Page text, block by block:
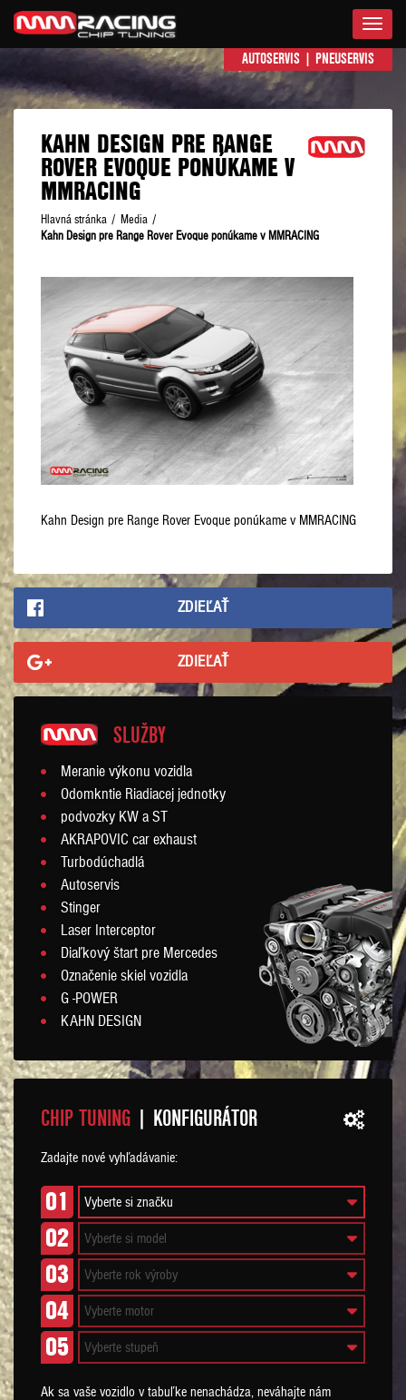
Menu
AUTOSERVIS | PNEUSERVIS
KAHN DESIGN PRE RANGE
ROVER EVOQUE PONÚKAME V
MMRACING
Hlavná stránka / Media /
Kahn Design pre Range Rover Evoque ponúkame v MMRACING
Kahn Design pre Range Rover Evoque ponúkame v MMRACING
ZDIEĽAŤ
ZDIEĽAŤ
SLUŽBY
Meranie výkonu vozidla
Odomkntie Riadiacej jednotky
podvozky KW a ST
AKRAPOVIC car exhaust
Turbodúchadlá
Autoservis
Stinger
Laser Interceptor
Diaľkový štart pre Mercedes
Označenie skiel vozidla
G -POWER
KAHN DESIGN
CHIP TUNING | KONFIGURÁTOR
Zadajte nové vyhľadávanie:
01
02
03
04
05
Ak sa vaše vozidlo v tabuľke nenachádza, neváhajte nám